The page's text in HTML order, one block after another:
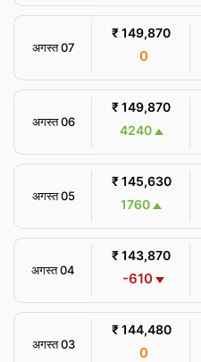
अगस्त 07
₹ 149,870
0
अगस्त 06
₹ 149,870
4240
अगस्त 05
₹ 145,630
1760
अगस्त 04
₹ 143,870
-610
अगस्त 03
₹ 144,480
0